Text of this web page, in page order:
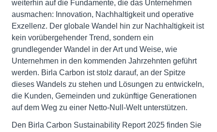
weiterhin auf die Fundamente, die das Unternehmen
ausmachen: Innovation, Nachhaltigkeit und operative
Exzellenz. Der globale Wandel hin zur Nachhaltigkeit ist
kein vorübergehender Trend, sondern ein
grundlegender Wandel in der Art und Weise, wie
Unternehmen in den kommenden Jahrzehnten geführt
werden. Birla Carbon ist stolz darauf, an der Spitze
dieses Wandels zu stehen und Lösungen zu entwickeln,
die Kunden, Gemeinden und zukünftige Generationen
auf dem Weg zu einer Netto-Null-Welt unterstützen.
Den Birla Carbon Sustainability Report 2025 finden Sie